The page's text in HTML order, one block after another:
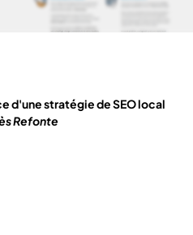
d'une stratégie de SEO local
Refonte